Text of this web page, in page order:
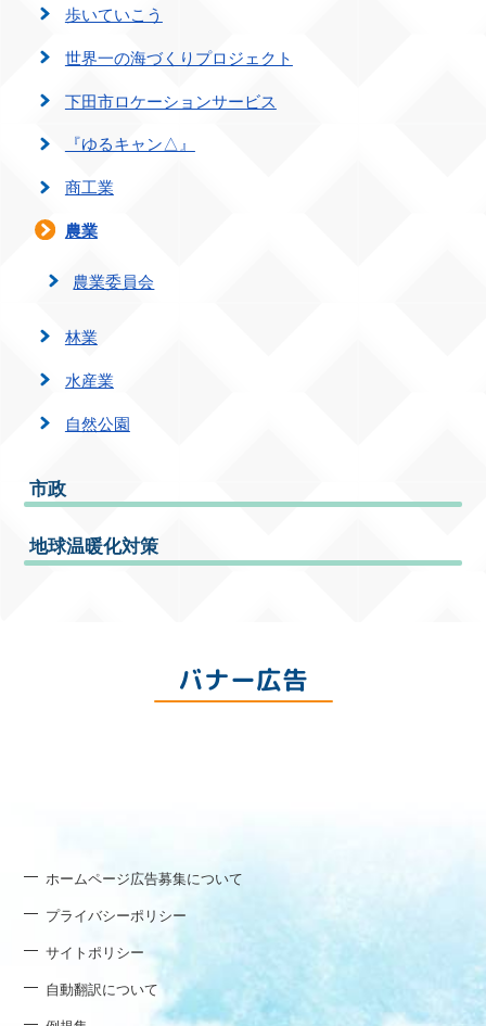
歩いていこう
世界一の海づくりプロジェクト
下田市ロケーションサービス
『ゆるキャン△』
商工業
農業
農業委員会
林業
水産業
自然公園
市政
地球温暖化対策
バナー広告
ホームページ広告募集について
プライバシーポリシー
サイトポリシー
自動翻訳について